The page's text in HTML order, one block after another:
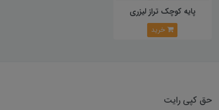
پایه کوچک تراز لیزری
خرید
حق کپی رایت